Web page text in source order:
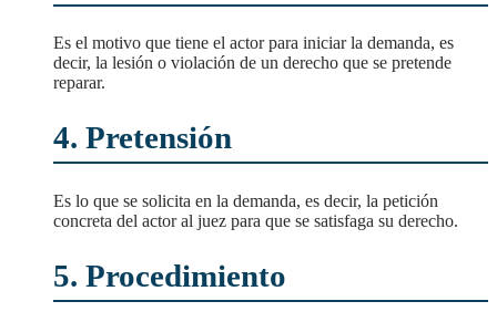
Es el motivo que tiene el actor para iniciar la demanda, es
decir, la lesión o violación de un derecho que se pretende
reparar.
4. Pretensión
Es lo que se solicita en la demanda, es decir, la petición
concreta del actor al juez para que se satisfaga su derecho.
5. Procedimiento